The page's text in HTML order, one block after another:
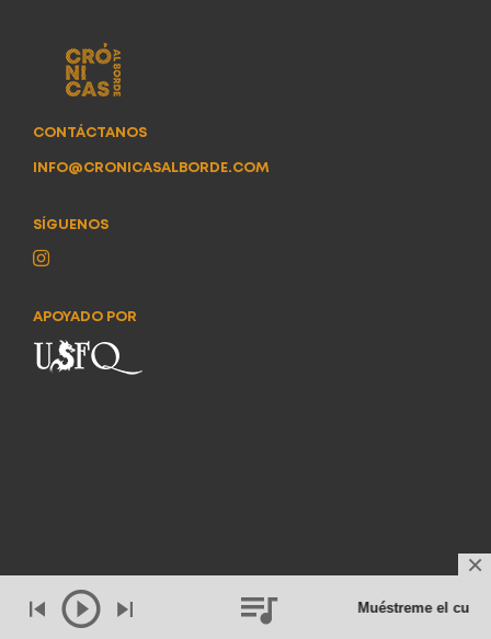
CONTÁCTANOS
INFO@CRONICASALBORDE.COM
SÍGUENOS
APOYADO POR
Muéstreme el